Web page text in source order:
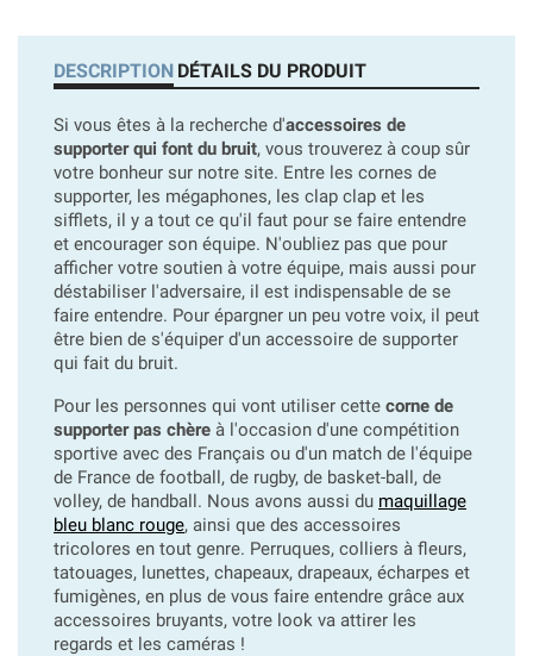
DESCRIPTION DÉTAILS DU PRODUIT
Si vous êtes à la recherche d'accessoires de
supporter qui font du bruit, vous trouverez à coup sûr
votre bonheur sur notre site. Entre les cornes de
supporter, les mégaphones, les clap clap et les
sifflets, il y a tout ce qu'il faut pour se faire entendre
et encourager son équipe. N'oubliez pas que pour
afficher votre soutien à votre équipe, mais aussi pour
déstabiliser l'adversaire, il est indispensable de se
faire entendre. Pour épargner un peu votre voix, il peut
être bien de s'équiper d'un accessoire de supporter
qui fait du bruit.
Pour les personnes qui vont utiliser cette corne de
supporter pas chère à l'occasion d'une compétition
sportive avec des Français ou d'un match de l'équipe
de France de football, de rugby, de basket-ball, de
volley, de handball. Nous avons aussi du maquillage
bleu blanc rouge, ainsi que des accessoires
tricolores en tout genre. Perruques, colliers à fleurs,
tatouages, lunettes, chapeaux, drapeaux, écharpes et
fumigènes, en plus de vous faire entendre grâce aux
accessoires bruyants, votre look va attirer les
regards et les caméras !